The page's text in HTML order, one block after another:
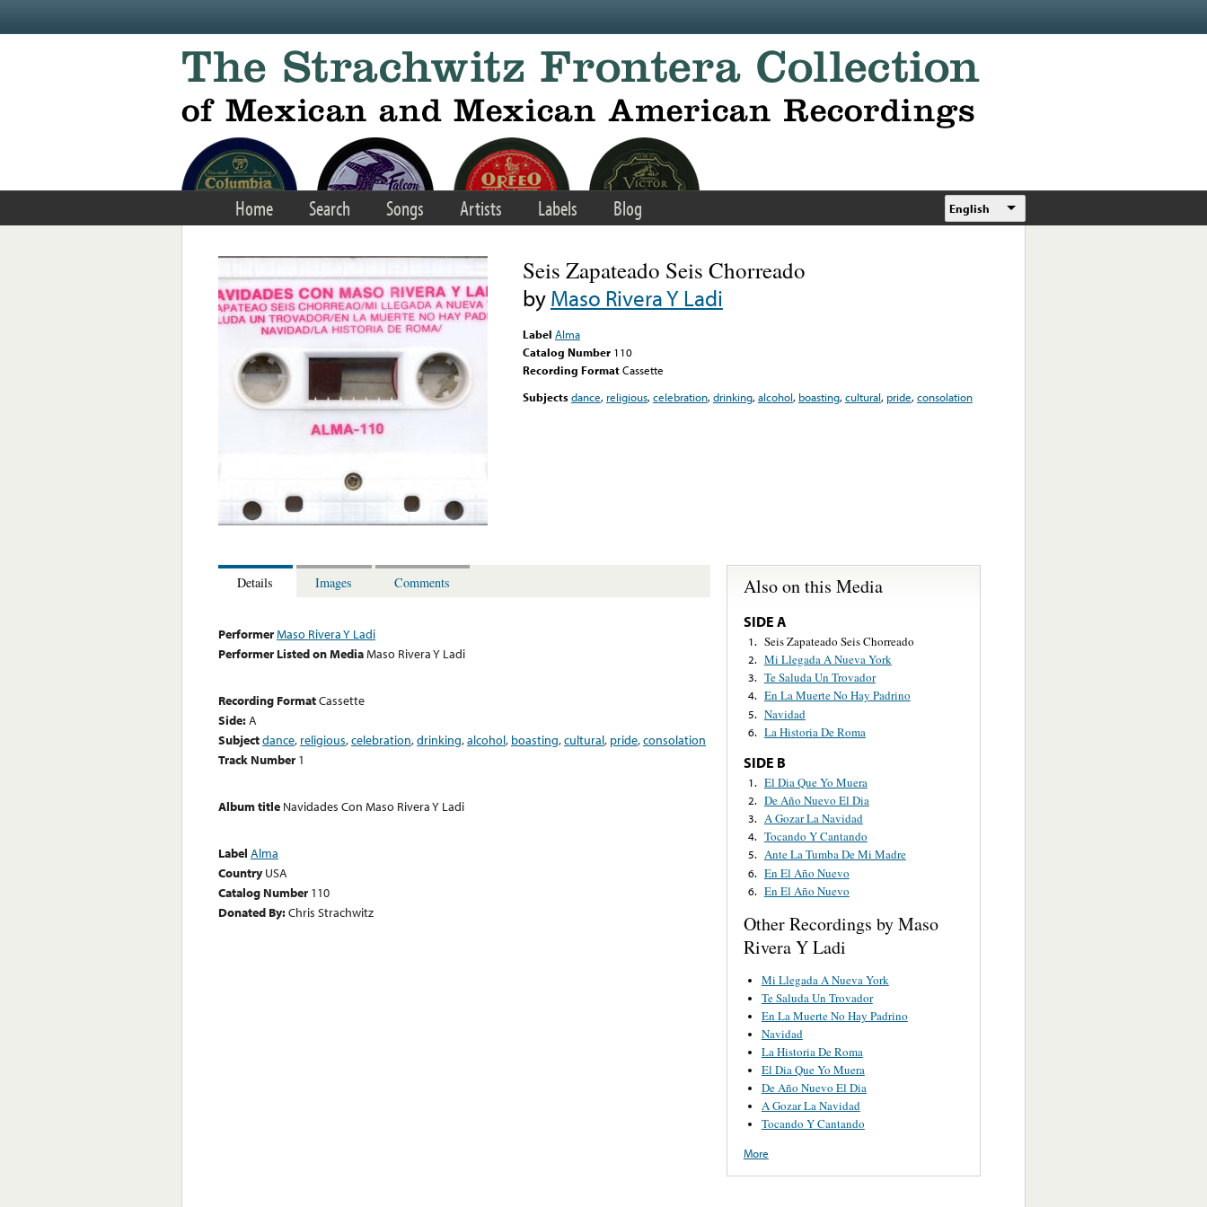
Home Search Songs Artists Labels Blog English
Seis Zapateado Seis Chorreado
byMaso Rivera Y Ladi
Label Alma
Catalog Number 110
Recording FormatCassette
Subjectsdance, religious,celebration,drinking,alcohol, boasting,cultural, pride,consolation
Details Images Comments
PerformerMaso Rivera Y Ladi
Performer Listed on MediaMaso Rivera Y Ladi
Recording FormatCassette
Side:A
Subjectdance, religious,celebration,drinking,alcohol, boasting,cultural, pride,consolation
Track Number 1
Album title Navidades Con Maso Rivera Y Ladi
Label Alma
Country USA
Catalog Number 110
Donated By:Chris Strachwitz
Also on this Media
SIDE A
1. Seis Zapateado Seis Chorreado
2. Mi Llegada A Nueva York
3. Te Saluda Un Trovador
4. En La Muerte No Hay Padrino
5. Navidad
6. La Historia De Roma
SIDE B
1. El Dia Que Yo Muera
2. De Año Nuevo El Dia
3. A Gozar La Navidad
4. Tocando Y Cantando
5. Ante La Tumba De Mi Madre
6. En El Año Nuevo
6. En El Año Nuevo
Other Recordings by Maso
Rivera Y Ladi
Mi Llegada A Nueva York
Te Saluda Un Trovador
En La Muerte No Hay Padrino
Navidad
La Historia De Roma
El Dia Que Yo Muera
De Año Nuevo El Dia
A Gozar La Navidad
Tocando Y Cantando
More